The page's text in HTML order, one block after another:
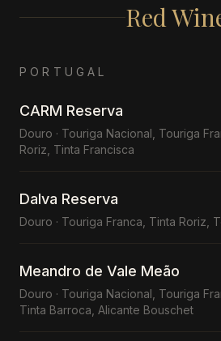
Red
PORTUGAL
CARM Reserva
Douro · Touriga Nacional, Touriga
Roriz, Tinta Francisca
Dalva Reserva
Douro · Touriga Franca, Tinta Roriz,
Meandro de Vale Meão
Douro · Touriga Nacional, Touriga
Tinta Barroca, Alicante Bouschet